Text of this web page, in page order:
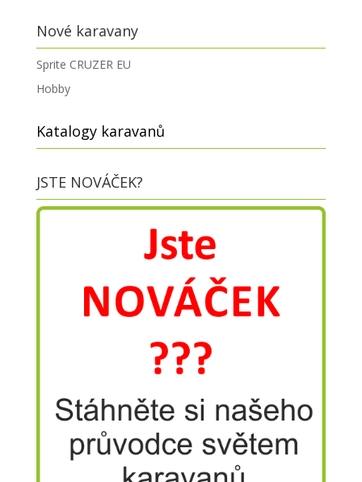
Nové karavany
Sprite CRUZER EU
Hobby
Katalogy karavanů
JSTE NOVÁČEK?